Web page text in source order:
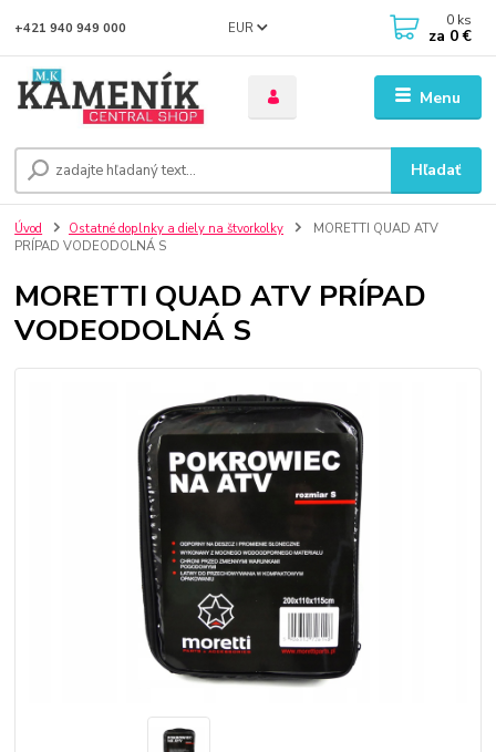
Menu
EUR
Hľadať
+421 940 949 000 0 ks
za 0 €
Úvod Ostatné doplnky a diely na štvorkolky
MORETTI QUAD ATV
PRÍPAD VODEODOLNÁ S
MORETTI QUAD ATV PRÍPAD
VODEODOLNÁ S